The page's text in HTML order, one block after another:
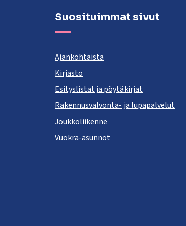
Suosituimmat sivut
Ajankohtaista
Kirjasto
Esityslistat ja pöytäkirjat
Rakennusvalvonta- ja lupapalvelut
Joukkoliikenne
Vuokra-asunnot